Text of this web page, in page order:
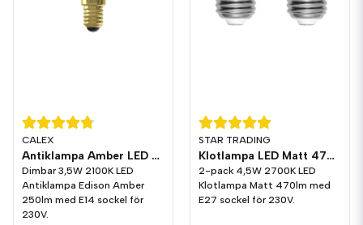
CALEX
Antiklampa Amber LED 250lm E14 2100K Dim
Dimbar 3,5W 2100K LED
Antiklampa Edison Amber
250lm med E14 sockel för
230V.
STAR TRADING
Klotlampa LED Matt 470lm E27 2700K 2-pack
2-pack 4,5W 2700K LED
Klotlampa Matt 470lm med
E27 sockel för 230V.